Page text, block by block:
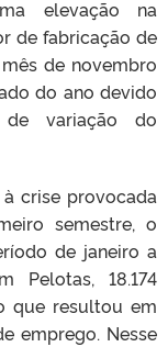
elevação na
de fabricação de
de novembro
do ano devido
de variação do
crise provocada
semestre, o
de janeiro a
Pelotas, 18.174
que resultou em
emprego. Nesse